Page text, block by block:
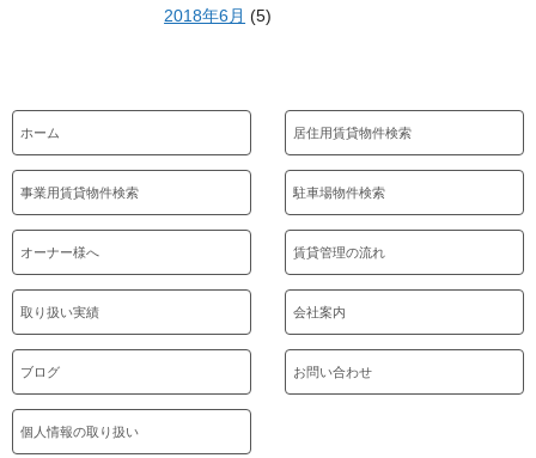
2018年6月 (5)
ホーム 居住用賃貸物件検索
事業用賃貸物件検索 駐車場物件検索
オーナー様へ 賃貸管理の流れ
取り扱い実績 会社案内
ブログ お問い合わせ
個人情報の取り扱い